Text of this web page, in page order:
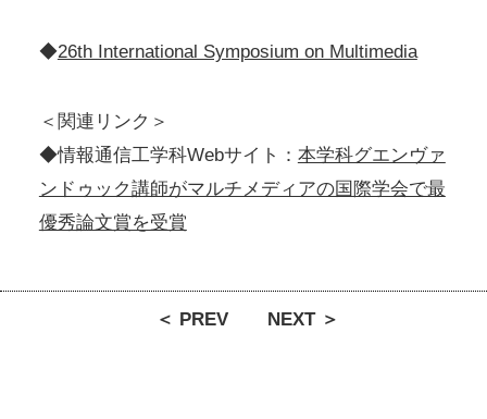
◆26th International Symposium on Multimedia
＜関連リンク＞
◆情報通信工学科Webサイト： 本学科グエンヴァ
ンドゥック講師がマルチメディアの国際学会で最
優秀論文賞を受賞
＜ PREV NEXT ＞